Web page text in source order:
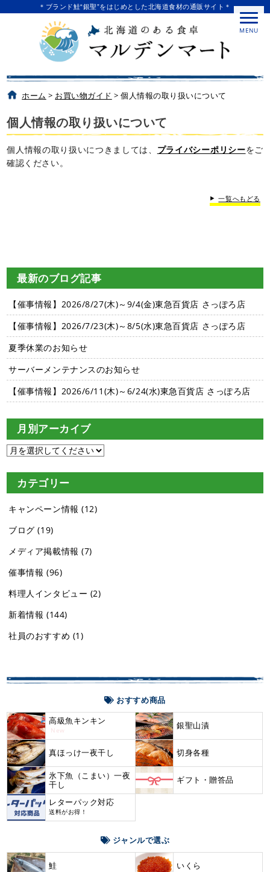
＊ブランド鮭“銀聖”をはじめとした北海道食材の通販サイト＊
MENU
ホーム > お買い物ガイド >個人情報の取り扱いについて
個人情報の取り扱いについて
個人情報の取り扱いにつきましては、 プライバシーポリシーをご
確認ください。
一覧へもどる
最新のブログ記事
【催事情報】2026/8/27(木)～9/4(金)東急百貨店 さっぽろ店
【催事情報】2026/7/23(木)～8/5(水)東急百貨店 さっぽろ店
夏季休業のお知らせ
サーバーメンテナンスのお知らせ
【催事情報】2026/6/11(木)～6/24(水)東急百貨店 さっぽろ店
月別アーカイブ
カテゴリー
キャンペーン情報 (12)
ブログ (19)
メディア掲載情報 (7)
催事情報 (96)
料理人インタビュー (2)
新着情報 (144)
社員のおすすめ (1)
おすすめ商品
高級魚キンキン
New 銀聖山漬
真ほっけ一夜干し 切身各種
氷下魚（こまい）一夜
干し
ギフト・贈答品
レターパック対応
送料がお得！
ジャンルで選ぶ
鮭 いくら